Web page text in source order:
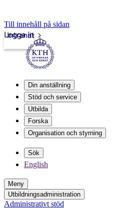
Till innehåll på sidan
Intranät
Logga in
Din anställning
Stöd och service
Utbilda
Forska
Organisation och styrning
Sök
English
Meny
Utbildningsadministration
Administrativt stöd